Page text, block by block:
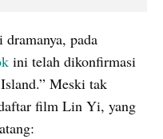
pada
ini telah dikonfirmasi
Meski tak
film Lin Yi, yang